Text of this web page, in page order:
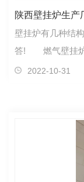
陕西壁挂炉生产
壁挂炉有几种结
答! 燃气壁挂炉
的采暖需求，房
2022-10-31